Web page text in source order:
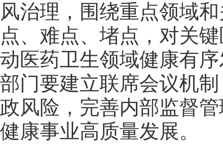
风治理，围绕重点领域
点、难点、堵点，对关
动医药卫生领域健康有
部门要建立联席会议机
政风险，完善内部监督
健康事业高质量发展。